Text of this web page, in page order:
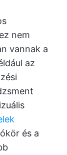
nem
vannak a
az
és a